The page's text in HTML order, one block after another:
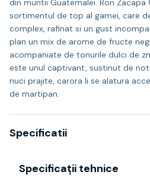
din muntii Guatemalei. Ron Zacapa
sortimentul de top al gamei, care
complex, rafinat si un gust
plan un mix de arome de fructe
acompaniate de tonurile dulci de
este unul captivant, sustinut de
nuci prajite, carora li se alatura
de martipan.
Specificatii
Specificații tehnice